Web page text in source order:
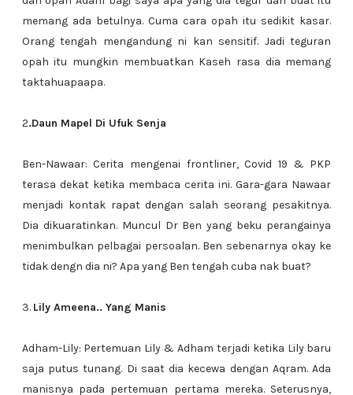
memang ada betulnya. Cuma cara opah itu sedikit kasar.
Orang tengah mengandung ni kan sensitif. Jadi teguran
opah itu mungkin membuatkan Kaseh rasa dia memang
taktahuapaapa.
2.Daun Mapel Di Ufuk Senja
Ben-Nawaar: Cerita mengenai frontliner, Covid 19 & PKP
terasa dekat ketika membaca cerita ini. Gara-gara Nawaar
menjadi kontak rapat dengan salah seorang pesakitnya.
Dia dikuaratinkan. Muncul Dr Ben yang beku perangainya
menimbulkan pelbagai persoalan. Ben sebenarnya okay ke
tidak dengn dia ni? Apa yang Ben tengah cuba nak buat?
3. Lily Ameena.. Yang Manis
Adham-Lily: Pertemuan Lily & Adham terjadi ketika Lily baru
saja putus tunang. Di saat dia kecewa dengan Aqram. Ada
manisnya pada pertemuan pertama mereka. Seterusnya,